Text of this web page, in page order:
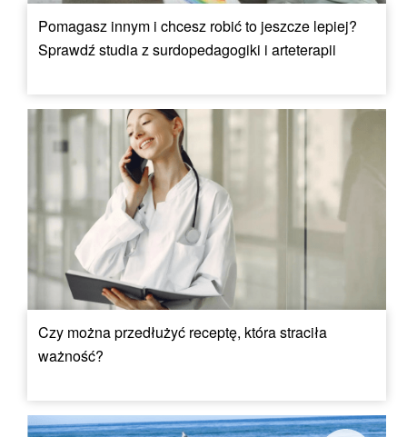
Pomagasz innym i chcesz robić to jeszcze lepiej?
Sprawdź studia z surdopedagogiki i arteterapii
Czy można przedłużyć receptę, która straciła
ważność?